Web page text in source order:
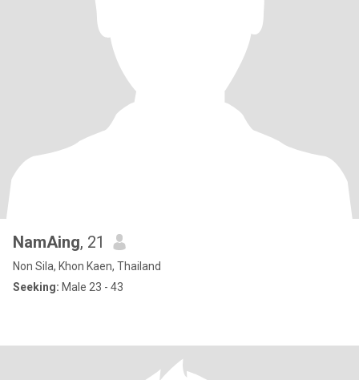
NamAing, 21
Non Sila, Khon Kaen, Thailand
Seeking: Male 23 - 43